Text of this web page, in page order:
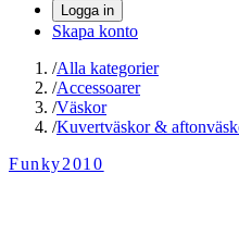
Logga in
Skapa konto
/Alla kategorier
/Accessoarer
/Väskor
/Kuvertväskor &
Funky2010